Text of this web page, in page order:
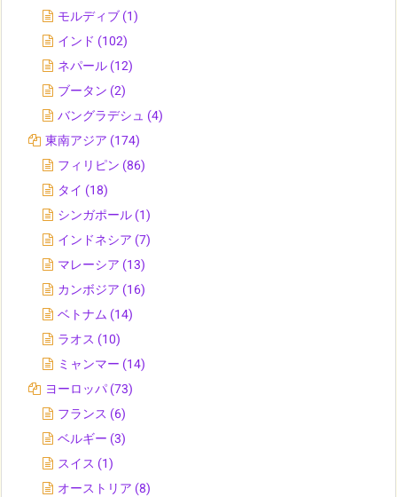
モルディブ (1)
インド (102)
ネパール (12)
ブータン (2)
バングラデシュ (4)
東南アジア (174)
フィリピン (86)
タイ (18)
シンガポール (1)
インドネシア (7)
マレーシア (13)
カンボジア (16)
ベトナム (14)
ラオス (10)
ミャンマー (14)
ヨーロッパ (73)
フランス (6)
ベルギー (3)
スイス (1)
オーストリア (8)